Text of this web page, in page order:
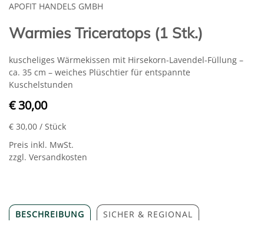
APOFIT HANDELS GMBH
Warmies Triceratops (1 Stk.)
kuscheliges Wärmekissen mit Hirsekorn-Lavendel-Füllung –
ca. 35 cm – weiches Plüschtier für entspannte
Kuschelstunden
€ 30,00
€ 30,00 / Stück
Preis inkl. MwSt.
zzgl. Versandkosten
BESCHREIBUNG SICHER & REGIONAL